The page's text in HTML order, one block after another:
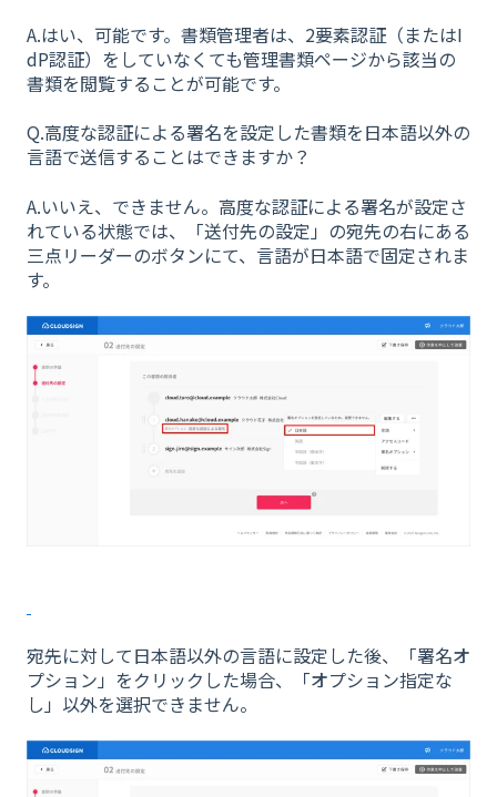
A.はい、可能です。書類管理者は、2要素認証（またはI
dP認証）をしていなくても管理書類ページから該当の
書類を閲覧することが可能です。
Q.高度な認証による署名を設定した書類を日本語以外の
言語で送信することはできますか？
A.いいえ、できません。高度な認証による署名が設定さ
れている状態では、「送付先の設定」の宛先の右にある
三点リーダーのボタンにて、言語が日本語で固定されま
す。
宛先に対して日本語以外の言語に設定した後、「署名オ
プション」をクリックした場合、「オプション指定な
し」以外を選択できません。